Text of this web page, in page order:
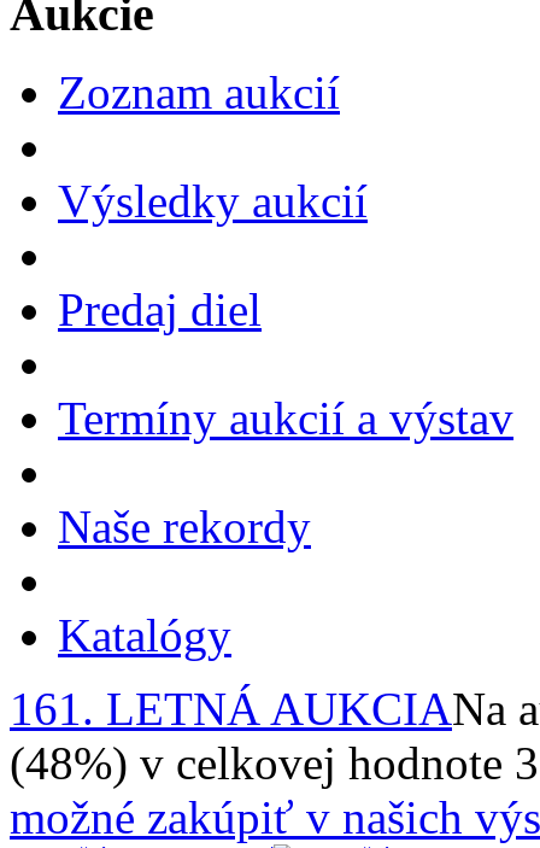
Aukcie
Zoznam aukcií
Výsledky aukcií
Predaj diel
Termíny aukcií a výstav
Naše rekordy
Katalógy
161. LETNÁ AUKCIANa
(48%) v celkovej hodnote
možné zakúpiť v našich